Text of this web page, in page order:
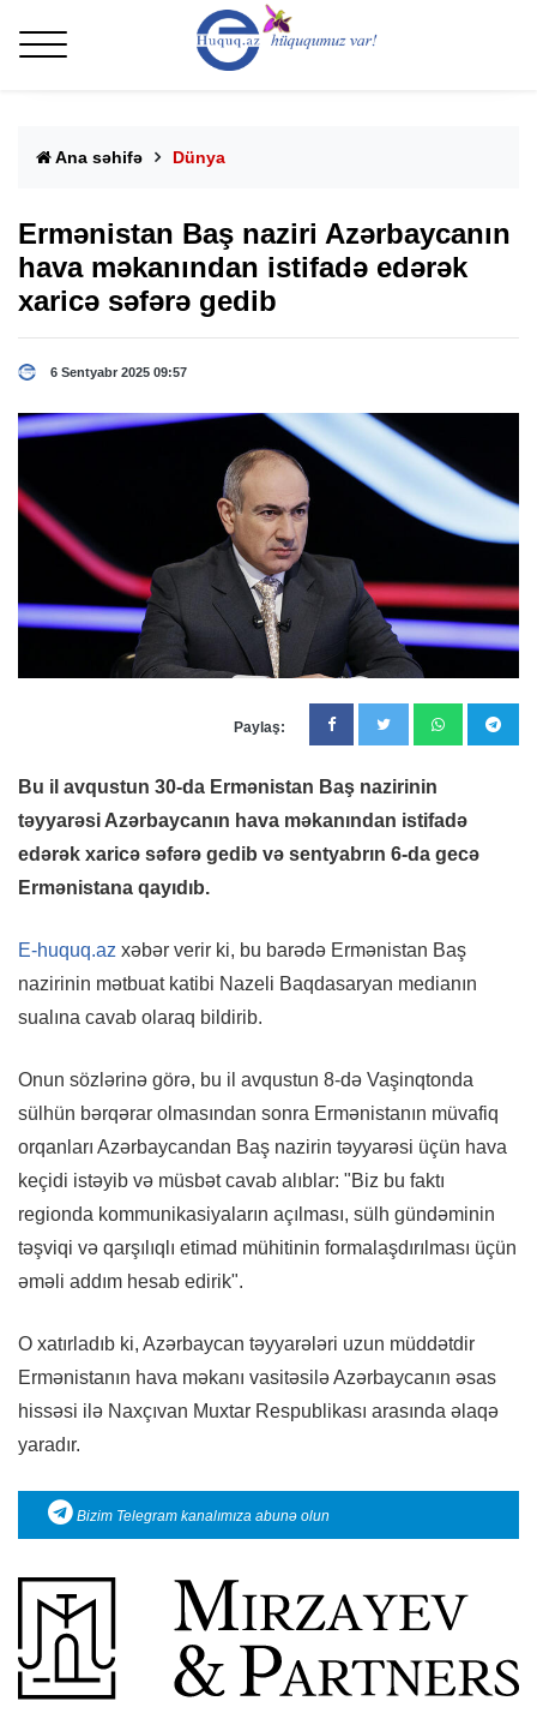
Ana səhifə Dünya
Ermənistan Baş naziri Azərbaycanın
hava məkanından istifadə edərək
xaricə səfərə gedib
6 Sentyabr 2025 09:57
Paylaş:
Bu il avqustun 30-da Ermənistan Baş nazirinin
təyyarəsi Azərbaycanın hava məkanından istifadə
edərək xaricə səfərə gedib və sentyabrın 6-da gecə
Ermənistana qayıdıb.
E-huquq.az xəbər verir ki, bu barədə Ermənistan Baş
nazirinin mətbuat katibi Nazeli Baqdasaryan medianın
sualına cavab olaraq bildirib.
Onun sözlərinə görə, bu il avqustun 8-də Vaşinqtonda
sülhün bərqərar olmasından sonra Ermənistanın müvafiq
orqanları Azərbaycandan Baş nazirin təyyarəsi üçün hava
keçidi istəyib və müsbət cavab alıblar: "Biz bu faktı
regionda kommunikasiyaların açılması, sülh gündəminin
təşviqi və qarşılıqlı etimad mühitinin formalaşdırılması üçün
əməli addım hesab edirik".
O xatırladıb ki, Azərbaycan təyyarələri uzun müddətdir
Ermənistanın hava məkanı vasitəsilə Azərbaycanın əsas
hissəsi ilə Naxçıvan Muxtar Respublikası arasında əlaqə
yaradır.
Bizim Telegram kanalımıza abunə olun